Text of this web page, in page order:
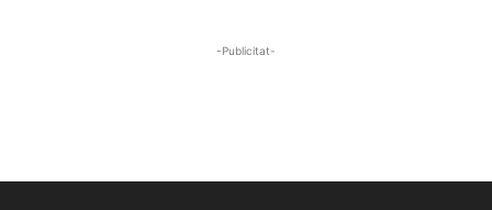
-Publicitat-